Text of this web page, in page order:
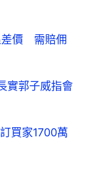
差價 需賠佣
實郭子威指會
買家1700萬